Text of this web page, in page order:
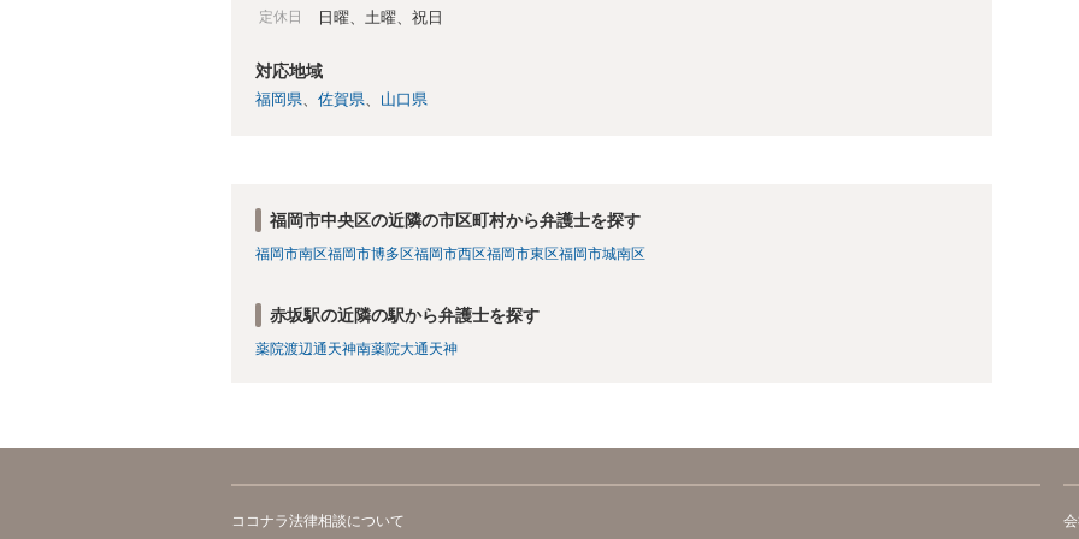
定休日 日曜、土曜、祝日
対応地域
福岡県 佐賀県 山口県
福岡市中央区の近隣の市区町村から弁護士を探す
福岡市南区福岡市博多区福岡市西区福岡市東区福岡市城南区
赤坂駅の近隣の駅から弁護士を探す
薬院渡辺通天神南薬院大通天神
ココナラ法律相談について